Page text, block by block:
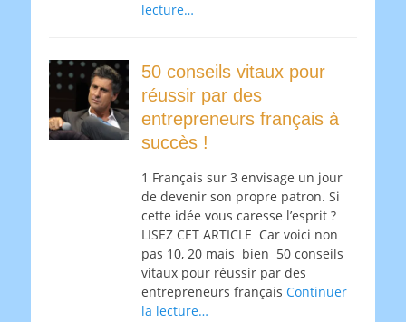
lecture…
50 conseils vitaux pour
réussir par des
entrepreneurs français à
succès !
1 Français sur 3 envisage un jour
de devenir son propre patron. Si
cette idée vous caresse l’esprit ?
LISEZ CET ARTICLE Car voici non
pas 10, 20 mais bien 50 conseils
vitaux pour réussir par des
entrepreneurs français Continuer
la lecture…